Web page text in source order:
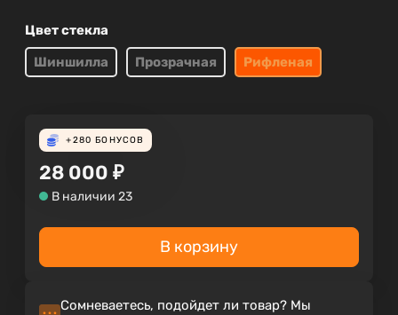
Цвет стекла
Шиншилла
Прозрачная Рифленая
+280 БОНУСОВ
28 000 ₽
В наличии 23
В корзину
Сомневаетесь, подойдет ли товар? Мы